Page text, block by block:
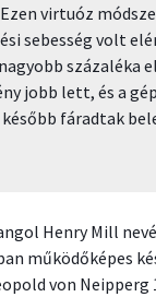
virtuóz
sebesség volt
százaléka
jobb lett, és a
fáradtak
Henry Mill
működőképes
von Neipperg